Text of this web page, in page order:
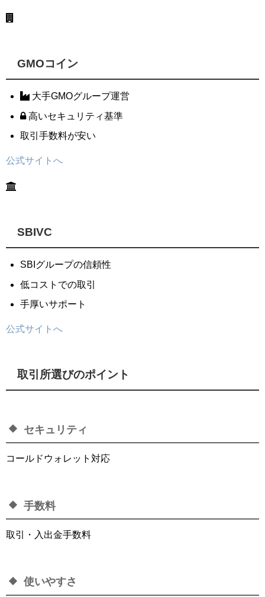
GMOコイン
大手GMOグループ運営
高いセキュリティ基準
取引手数料が安い
公式サイトへ
SBIVC
SBIグループの信頼性
低コストでの取引
手厚いサポート
公式サイトへ
取引所選びのポイント
セキュリティ
コールドウォレット対応
手数料
取引・入出金手数料
使いやすさ